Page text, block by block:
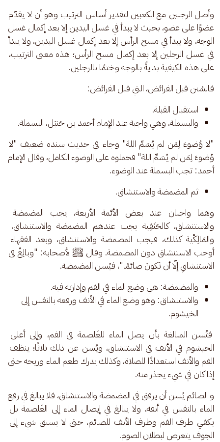
وأصل الرجلين مع الكعبين لتقدير أساس الترتيب وهو أن لا يقدّم
عضوًا على عضو، بحيث لا يبدأ في غسل اليدين إلا بعد إكمال غسل
الوجه، ولا يبدأ في مسح الرأس إلا بعد إكمال غسل اليدين، ولا يبدأ
في غسل الرجلين إلا بعد إكمال مسح الرأس؛ هذه معنى الترتيب،
على هذه الكيفية بدايةً بالوجه وختمًا بالرجلين.
فالسُنن قبل الفرائض، التي قبل الفرائض:
استقبال القبلة.
والبسملة، وهي واجبة عند الإمام أحمد بن حَنبَل، البسملة.
"لا وُضوءَ لِمَن لم يُسَمِّ اللهَ" وجاء في حديث سنده ضعيف "لا
وُضوءَ لِمَن لم يُسَمِّ اللهَ" فحملوه على الوضوء الكامل، وقال الإمام
أحمد: تجب البسملة عند الوضوء.
ثم المضمضة والاستنشاق.
وهما واجبان عند بعض الأئمة الأربعة، يجب المضمضة
والاستنشاق، كالحَنَفِية يجب عندهم المضمضة والاستنشاق،
والمَالِكْية كذلك، فيجب المضمضة والاستنشاق، وبعد الفقهاء
أوجب الاستنشاق دون المضمضة. وقال ﷺ لأصحابه: "وبالِغْ في
الاستنشاقِ إلّا أن تَكونَ صائمًا"، فيُسن المضمضة.
والمضمضة: هي وضع الماء في الفم وإدارته فيه.
والاستنشاق: وهو وضع الماء في الأنف ورفعه بالنفس إلى
الخيشوم.
فتُسن المبالغة بأن يصل الماء للغَلصمة في الفم، وإلى أعلى
الخيشوم في الأنف في الاستنشاق، ويُسن عن ذلك ثلاثًا؛ ينظف
الفم والأنف استعدادًا للصلاة، وكذلك يدرك طعم الماء وريحه حتى
إذا كان في شيء يحذر منه.
و الصائم يُسن أن يرفق في المضمضة والاستنشاق، فلا يبالغ في رفع
الماء بالنفس في أنفه، ولا يبالغ في إيصال الماء إلى الغَلصمة بل
يكفي طرف الفم وطرف الأنف للصائم، حتى لا يسبق شيء إلى
الجوف يتعرض لبطلان الصوم.